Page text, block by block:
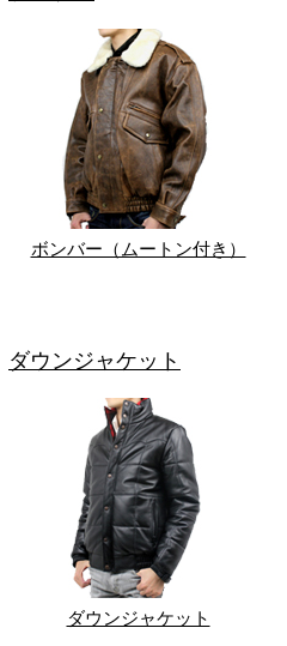
ボンバー（ムートン付き）
ダウンジャケット
ダウンジャケット